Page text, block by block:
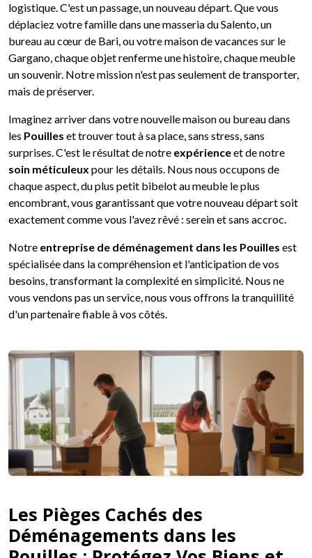
logistique. C'est un passage, un nouveau départ. Que vous
déplaciez votre famille dans une masseria du Salento, un
bureau au cœur de Bari, ou votre maison de vacances sur le
Gargano, chaque objet renferme une histoire, chaque meuble
un souvenir. Notre mission n'est pas seulement de transporter,
mais de préserver.
Imaginez arriver dans votre nouvelle maison ou bureau dans
les Pouilles et trouver tout à sa place, sans stress, sans
surprises. C'est le résultat de notre expérienceet de notre
soin méticuleux pour les détails. Nous nous occupons de
chaque aspect, du plus petit bibelot au meuble le plus
encombrant, vous garantissant que votre nouveau départ soit
exactement comme vous l'avez rêvé : serein et sans accroc.
Notre entreprise de déménagement dans les Pouilles est
spécialisée dans la compréhension et l'anticipation de vos
besoins, transformant la complexité en simplicité. Nous ne
vous vendons pas un service, nous vous offrons la tranquillité
d'un partenaire fiable à vos côtés.
Les Pièges Cachés des
Déménagements dans les